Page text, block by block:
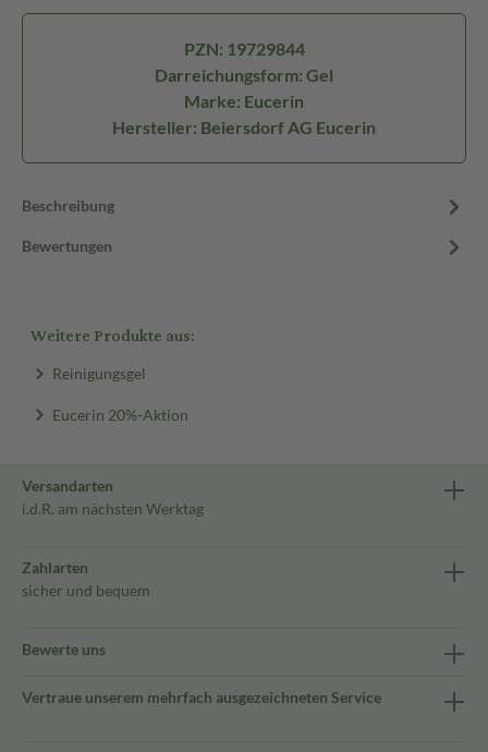
PZN: 19729844
Darreichungsform: Gel
Marke: Eucerin
Hersteller: Beiersdorf AG Eucerin
Beschreibung
Bewertungen
Weitere Produkte aus:
Reinigungsgel
Eucerin 20%-Aktion
Versandarten
i.d.R. am nächsten Werktag
Zahlarten
sicher und bequem
Bewerte uns
Vertraue unserem mehrfach ausgezeichneten Service